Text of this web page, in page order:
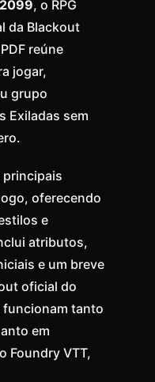
, o RPG
da Blackout
reúne
jogar,
grupo
Exiladas sem
principais
oferecendo
e
atributos,
e um breve
oficial do
tanto
em
Foundry VTT,